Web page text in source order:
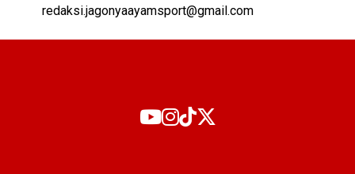
redaksi.jagonyaayamsport@gmail.com